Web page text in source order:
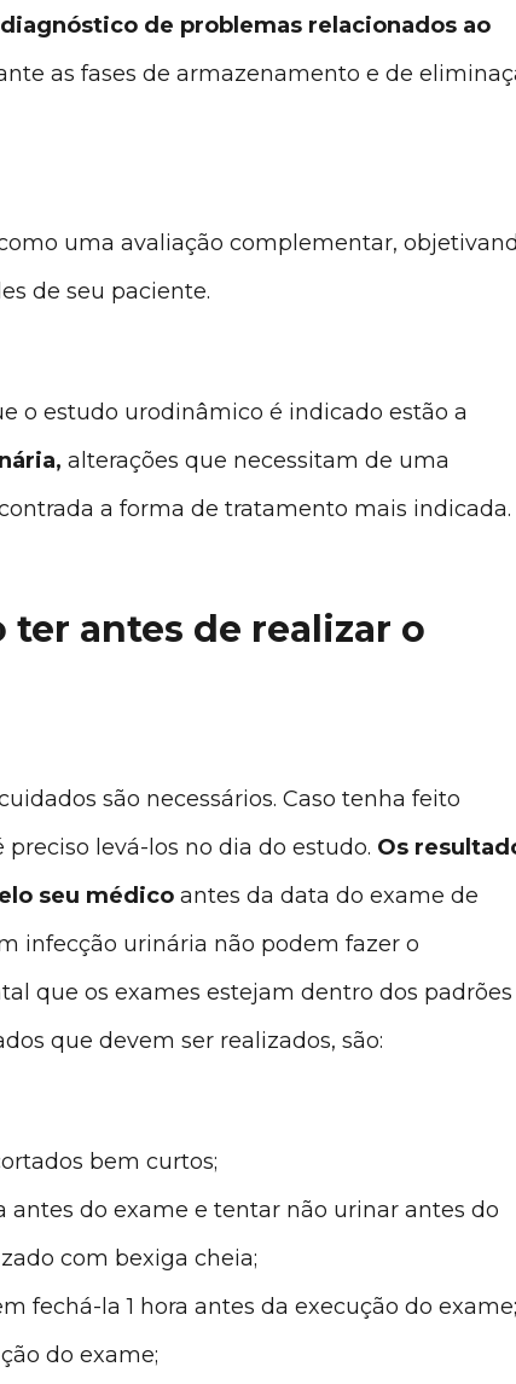
diagnóstico de problemas relacionados ao
as fases de armazenamento e de
uma avaliação complementar,
de seu paciente.
o estudo urodinâmico é indicado estão a
alterações que necessitam de uma
a forma de tratamento mais indicada.
antes de realizar o
são necessários. Caso tenha feito
levá-los no dia do estudo. Os
seu médico antes da data do exame de
infecção urinária não podem fazer o
que os exames estejam dentro dos padrões
que devem ser realizados, são:
bem curtos;
antes do exame e tentar não urinar antes do
com bexiga cheia;
fechá-la 1 hora antes da execução do exame;
do exame;